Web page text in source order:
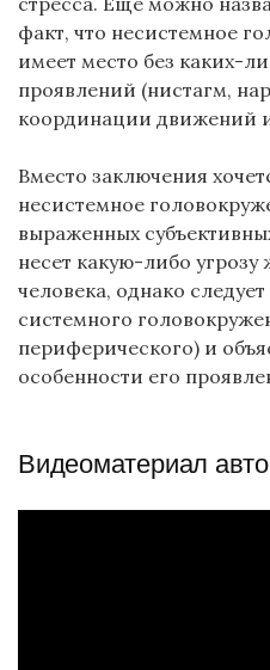
факт, что несистемное
имеет место без каких-
проявлений (нистагм,
координации движений
Вместо заключения
несистемное
выраженных
несет какую-либо
человека, однако
системного
периферического) и
особенности его
Видеоматериал